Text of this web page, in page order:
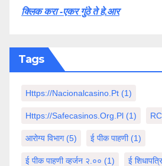
क्लिक करा -एकर गुंठे ते हे.आर
Tags
Https://nacionalcasino.pt (1)
Https://safecasinos.org.pl (1)
आरोग्य विभाग(5) ई पीक पाहणी(1)
ई पीक पाहणी व्हर्जन २.०० (1) ई